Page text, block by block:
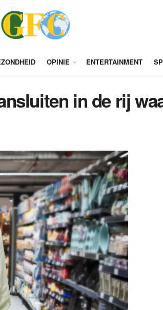
OPINIE ENTERTAINMENT
in de rij